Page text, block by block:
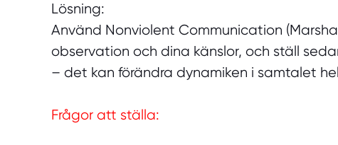
Lösning:
Använd Nonviolent Communication
observation och dina känslor, och ställ
– det kan förändra dynamiken i samtalet
Frågor att ställa: